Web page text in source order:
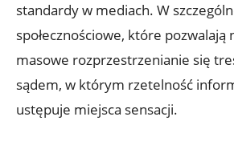
standardy w mediach. W
społecznościowe, które pozwalają
masowe rozprzestrzenianie się
sądem, w którym rzetelność
ustępuje miejsca sensacji.